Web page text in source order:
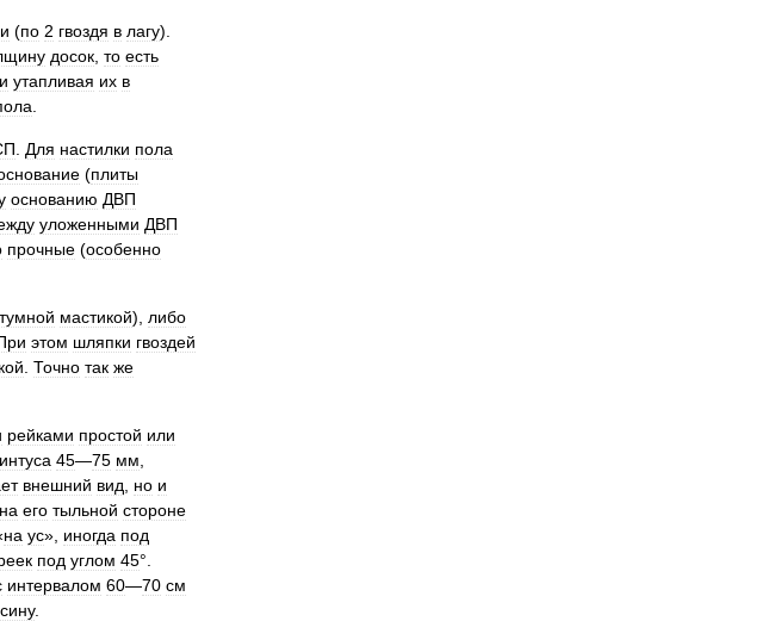
(по 2 гвоздя в лагу).
досок то есть
и утапливая их в
Для настилки пола
(плиты
основанию ДВП
уложенными ДВП
прочные (особенно
мастикой), либо
этом шляпки гвоздей
Точно так же
рейками простой или
45—75 мм
внешний вид но и
на его тыльной стороне
на ус», иногда под
под углом 45°.
интервалом 60—70 см
.